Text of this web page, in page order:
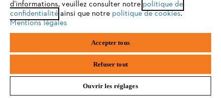
L'Entreprise
Questions fréquentes
firefox chrome
d'informations, veuillez consulter notre politique de
confidentialitéainsi que notre politique de cookies.
Mentions légales
Accepter tous
Refuser tout
Ouvrir les réglages